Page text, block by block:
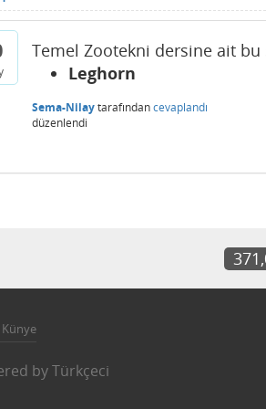
Temel Zootekni dersine ait
Leghorn
Sema-Nilaytarafındancevaplandı
düzenlendi
Künye
byTürkçeci